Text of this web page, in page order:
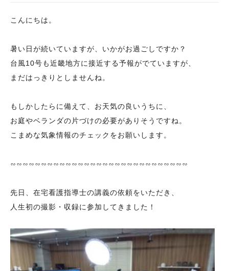
こんにちは。
暑い日が続いていますが、いかがお過ごしですか？
台風10号も近畿地方に接近する予報がでていますが、
まだはっきりとしませんね。
もしかしたらに備えて、お天気の良いうちに、
お庭やベランダの片づけの必要がありそうですね。
こまめな気象情報のチェックをお願いします。
∽∽∽∽∽∽∽∽∽∽∽∽∽∽∽∽∽∽∽∽∽∽∽∽∽∽∽∽∽
先日、在宅看護指導士の講義の依頼をいただき、
人生初の撮影・収録に参加してきました！